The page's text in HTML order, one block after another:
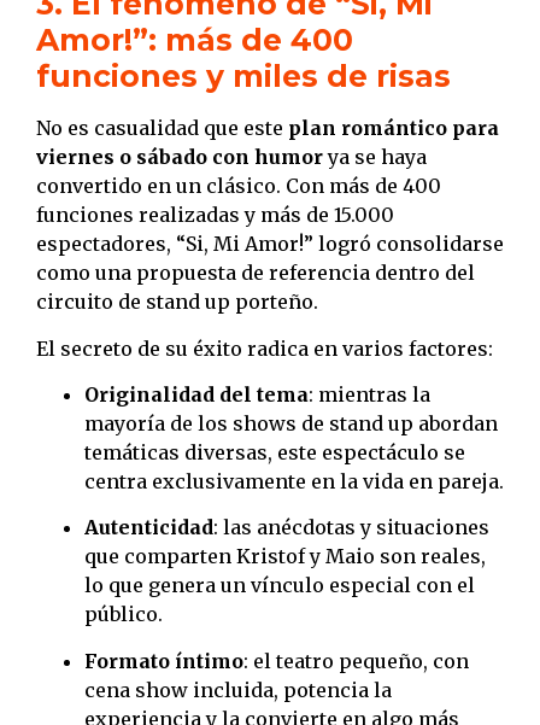
Amor!”: más de 400
funciones y miles de risas
No es casualidad que este plan romántico para
viernes o sábado con humorya se haya
convertido en un clásico. Con más de 400
funciones realizadas y más de 15.000
espectadores, “Si, Mi Amor!” logró consolidarse
como una propuesta de referencia dentro del
circuito de stand up porteño.
El secreto de su éxito radica en varios factores:
Originalidad del tema: mientras la
mayoría de los shows de stand up abordan
temáticas diversas, este espectáculo se
centra exclusivamente en la vida en pareja.
Autenticidad: las anécdotas y situaciones
que comparten Kristof y Maio son reales,
lo que genera un vínculo especial con el
público.
Formato íntimo: el teatro pequeño, con
cena show incluida, potencia la
experiencia y la convierte en algo más